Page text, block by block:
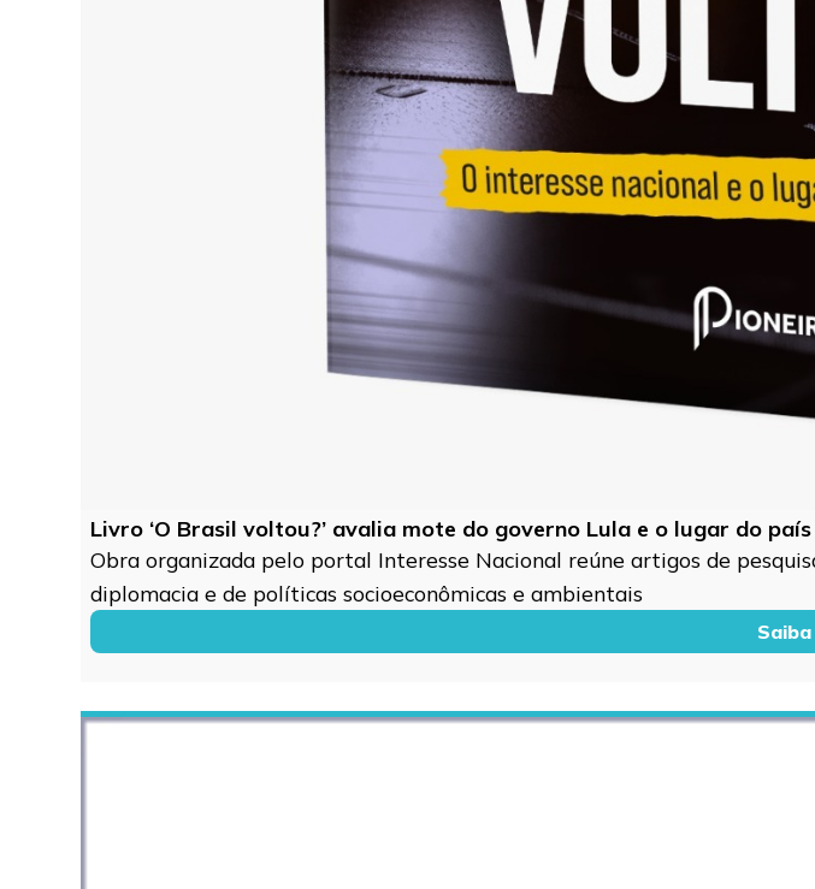
Livro ‘O Brasil voltou?’ avalia mote do governo Lula e o lugar do
Obra organizada pelo portal Interesse Nacional reúne artigos de
diplomacia e de políticas socioeconômicas e ambientais